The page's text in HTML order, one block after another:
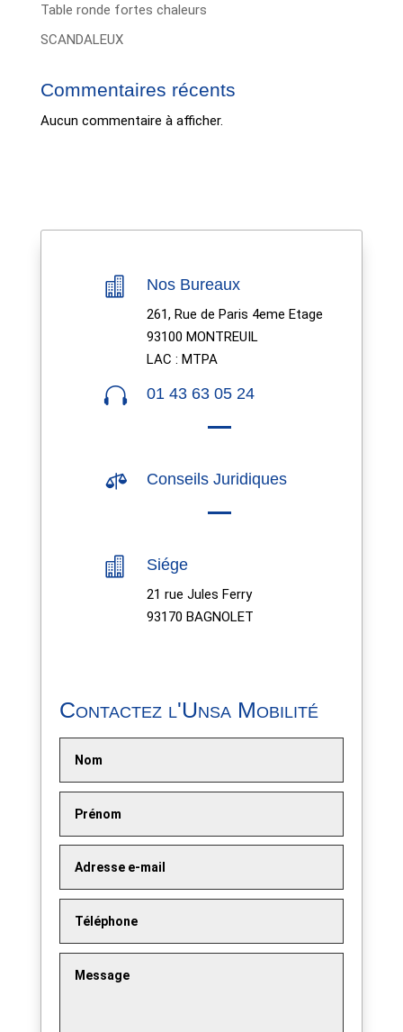
Table ronde fortes chaleurs
SCANDALEUX
Commentaires récents
Aucun commentaire à afficher.
 Nos Bureaux
261, Rue de Paris 4eme Etage
93100 MONTREUIL
LAC : MTPA
 01 43 63 05 24
 Conseils Juridiques
 Siége
21 rue Jules Ferry
93170 BAGNOLET
Contactez l'Unsa Mobilité